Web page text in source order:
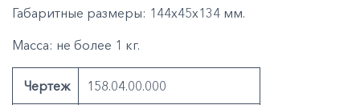
Габаритные размеры: 144х45х134 мм.
Масса: не более 1 кг.
Чертеж 158.04.00.000